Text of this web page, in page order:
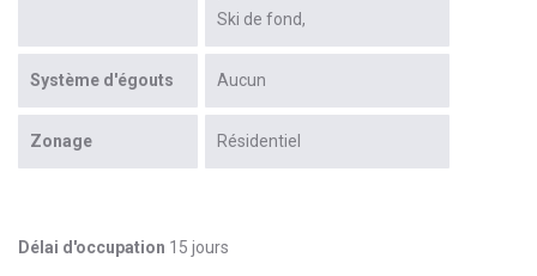
Ski de fond
Système d'égouts Aucun
Zonage Résidentiel
Délai d'occupation 15 jours